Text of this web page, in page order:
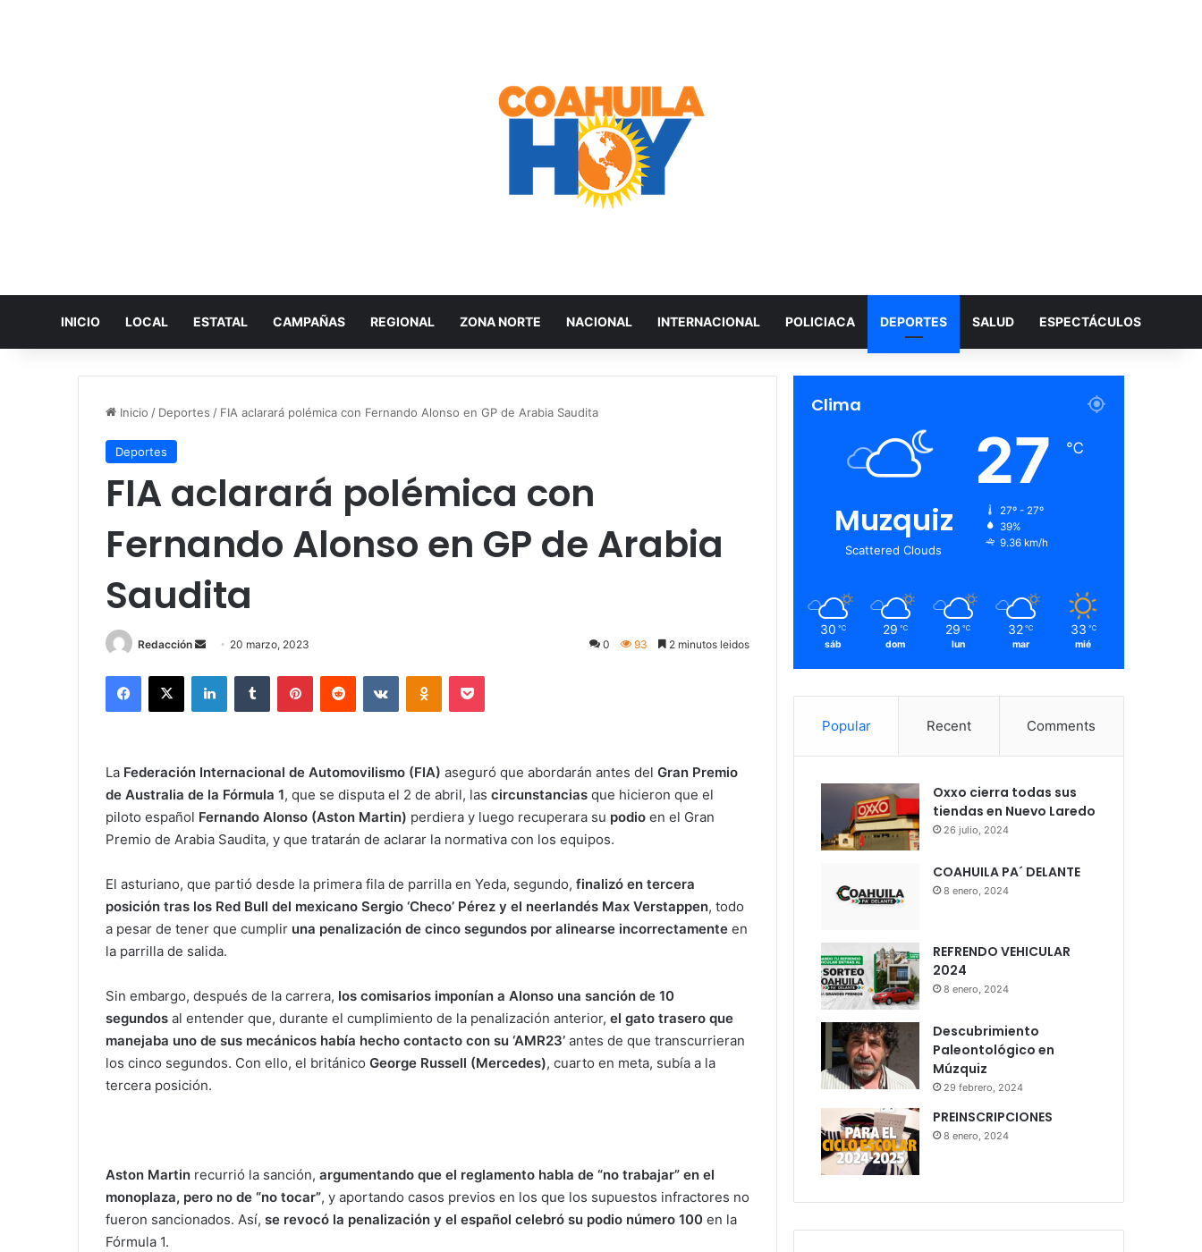
INICIO LOCAL ESTATAL CAMPAÑAS REGIONAL ZONA NORTE NACIONAL INTERNACIONAL POLICIACA DEPORTES SALUD ESPECTÁCULOS
Inicio / Deportes / FIA aclarará polémica con Fernando Alonso en GP de Arabia Saudita
Deportes
FIA aclarará polémica con
Fernando Alonso en GP de Arabia
Saudita
Redacción
n
d
e
m
a
i
20 marzo, 2023 0 93 2 minutos leidos
La Federación Internacional de Automovilismo (FIA) aseguró que abordarán antes del Gran Premio
de Australia de la Fórmula 1, que se disputa el 2 de abril, las circunstancias que hicieron que el
piloto español Fernando Alonso (Aston Martin) perdiera y luego recuperara su podio en el Gran
Premio de Arabia Saudita, y que tratarán de aclarar la normativa con los equipos.
El asturiano, que partió desde la primera fila de parrilla en Yeda, segundo, finalizó en tercera
posición tras los Red Bull del mexicano Sergio ‘Checo’ Pérez y el neerlandés Max Verstappen, todo
a pesar de tener que cumplir una penalización de cinco segundos por alinearse incorrectamente en
la parrilla de salida.
Sin embargo, después de la carrera, los comisarios imponían a Alonso una sanción de 10
segundos al entender que, durante el cumplimiento de la penalización anterior, el gato trasero que
manejaba uno de sus mecánicos había hecho contacto con su ‘AMR23’ antes de que transcurrieran
los cinco segundos. Con ello, el británico George Russell (Mercedes), cuarto en meta, subía a la
tercera posición.
Aston Martin recurrió la sanción, argumentando que el reglamento habla de “no trabajar” en el
monoplaza, pero no de “no tocar”, y aportando casos previos en los que los supuestos infractores no
fueron sancionados. Así, se revocó la penalización y el español celebró su podio número 100 en la
Fórmula 1.
Clima
Muzquiz
Scattered Clouds
27 ℃
27º - 27º
39%
9.36 km/h
30 ℃
sáb
29 ℃
dom
29 ℃
lun
32 ℃
mar
33 ℃
mié
Popular Recent Comments
Oxxo cierra todas sus
tiendas en Nuevo Laredo
26 julio, 2024
COAHUILA PA´ DELANTE
8 enero, 2024
REFRENDO VEHICULAR
2024
8 enero, 2024
Descubrimiento
Paleontológico en
Múzquiz
29 febrero, 2024
PREINSCRIPCIONES
8 enero, 2024